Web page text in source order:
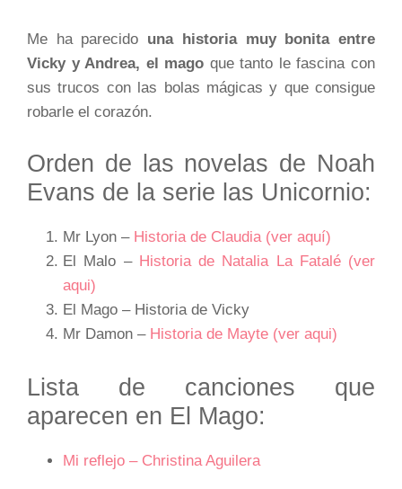
Me ha parecido una historia muy bonita entre
Vicky y Andrea, el mago que tanto le fascina con
sus trucos con las bolas mágicas y que consigue
robarle el corazón.
Orden de las novelas de Noah
Evans de la serie las Unicornio:
Mr Lyon – Historia de Claudia (ver aquí)
El Malo – Historia de Natalia La Fatalé (ver
aqui)
El Mago – Historia de Vicky
Mr Damon – Historia de Mayte (ver aqui)
Lista de canciones que
aparecen en El Mago:
Mi reflejo – Christina Aguilera